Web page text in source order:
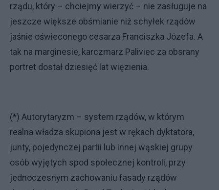
rządu, który – chciejmy wierzyć – nie zasługuje na
jeszcze większe obśmianie niż schyłek rządów
jaśnie oświeconego cesarza Franciszka Józefa. A
tak na marginesie, karczmarz Paliviec za obsrany
portret dostał dziesięć lat więzienia.
(*) Autorytaryzm – system rządów, w którym
realna władza skupiona jest w rękach dyktatora,
junty, pojedynczej partii lub innej wąskiej grupy
osób wyjętych spod społecznej kontroli, przy
jednoczesnym zachowaniu fasady rządów